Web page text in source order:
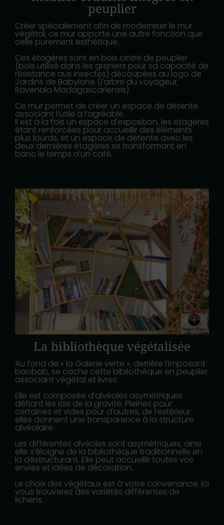
peuplier
Créer spécialement afin de moderniser le mur
végétal, ce mur apporte une autre fonction que
celle purement esthétique.
Ces étagères sont en bois cintré de peuplier
(bois utilisé dans les greniers pour sa capacité de
résistance aux insectes) découpées au logo de
Jardins de Babylone (l’arbre du voyageur,
Ravenala Madagascariensis).
Ce mur permet de créer un espace de détente
associant l’utile à l’agréable.
Il est à la fois un espace d’exposition, les étagères
étant renforcées pour accueillir des éléments
plus lourds, et un espace de détente avec les
deux dernières étagères se transformant en
banc le temps d’un café.
La bibliothèque végétalisée
Au fond de « la Galerie verte », derrière l’imposant
baobab, se cache cette bibliothèque en peuplier
associant végétal et livres.
Elle est composée d’alvéoles asymétriques
défiant les lois de la gravité. Pleines pour
certaines et vides pour d’autres, de l’extérieur
elles donnent une transparence à la structure
alvéolaire.
Les différentes alvéoles sont asymétriques, ainsi
elle s’éloigne de la bibliothèque traditionnelle en
la déstructurant. Elle peut accueillir toutes vos
envies et idées de décoration.
Le choix des végétaux est à votre convenance, ici
vous trouverez des variétés différentes de
lichens.